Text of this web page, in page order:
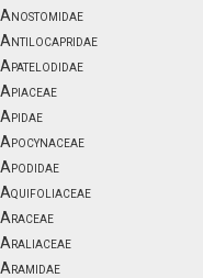
Anostomidae
Antilocapridae
Apatelodidae
Apiaceae
Apidae
Apocynaceae
Apodidae
Aquifoliaceae
Araceae
Araliaceae
Aramidae